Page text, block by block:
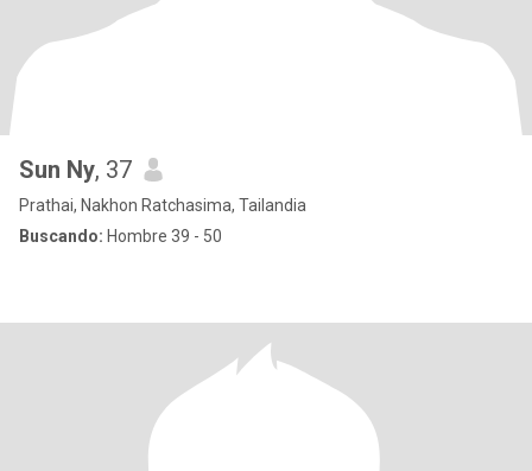
Sun Ny, 37
Prathai, Nakhon Ratchasima, Tailandia
Buscando: Hombre 39 - 50